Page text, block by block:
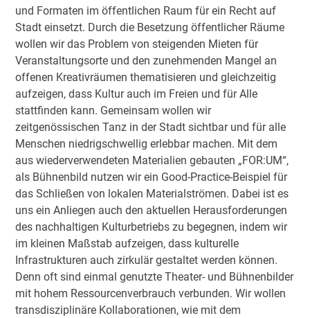
und Formaten im öffentlichen Raum für ein Recht auf
Stadt einsetzt. Durch die Besetzung öffentlicher Räume
wollen wir das Problem von steigenden Mieten für
Veranstaltungsorte und den zunehmenden Mangel an
offenen Kreativräumen thematisieren und gleichzeitig
aufzeigen, dass Kultur auch im Freien und für Alle
stattfinden kann. Gemeinsam wollen wir
zeitgenössischen Tanz in der Stadt sichtbar und für alle
Menschen niedrigschwellig erlebbar machen. Mit dem
aus wiederverwendeten Materialien gebauten „FOR:UM“,
als Bühnenbild nutzen wir ein Good-Practice-Beispiel für
das Schließen von lokalen Materialströmen. Dabei ist es
uns ein Anliegen auch den aktuellen Herausforderungen
des nachhaltigen Kulturbetriebs zu begegnen, indem wir
im kleinen Maßstab aufzeigen, dass kulturelle
Infrastrukturen auch zirkulär gestaltet werden können.
Denn oft sind einmal genutzte Theater- und Bühnenbilder
mit hohem Ressourcenverbrauch verbunden. Wir wollen
transdisziplinäre Kollaborationen, wie mit dem